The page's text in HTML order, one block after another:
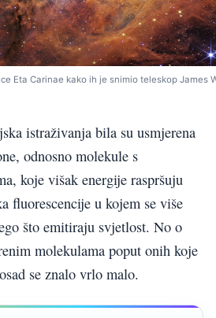
Eta Carinae kako ih je snimio teleskop James
istraživanja bila su usmjerena
odnosno molekule s
koje višak energije raspršuju
fluorescencije u kojem se više
što emitiraju svjetlost. No o
molekulama poput onih koje
se znalo vrlo malo.